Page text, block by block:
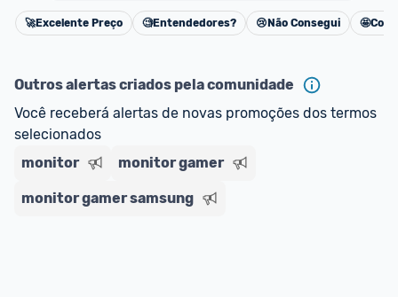
Cancelar
🚀Excelente Preço 🧐Entendedores? 😢 Não Consegui 🤩
Outros alertas criados pela comunidade
Você receberá alertas de novas promoções dos termos
selecionados
monitor
monitor gamer
monitor gamer samsung